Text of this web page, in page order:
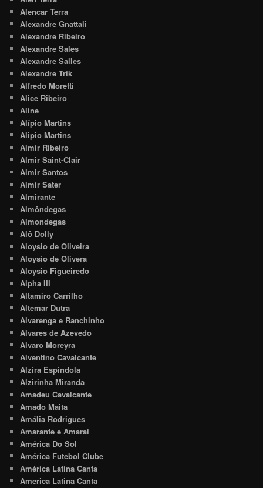
Alencar Terra
Alexandre Gnattali
Alexandre Ribeiro
Alexandre Sales
Alexandre Salles
Alexandre Trik
Alfredo Moretti
Alice Ribeiro
Aline
Alípio Martins
Alipio Martins
Almir Ribeiro
Almir Saint-Clair
Almir Santos
Almir Sater
Almirante
Almôndegas
Almondegas
Alô Dolly
Aloysio de Oliveira
Aloysio de Olivera
Aloysio Figueiredo
Alpha III
Altamiro Carrilho
Altemar Dutra
Alvarenga e Ranchinho
Alvares de Azevedo
Alvaro Moreyra
Alventino Cavalcante
Alzira Espíndola
Alzirinha Miranda
Amadeu Cavalcante
Amado Maita
Amália Rodrigues
Amarante e Amaraí
América Do Sol
América Futebol Clube
América Latina Canta
America Latina Canta